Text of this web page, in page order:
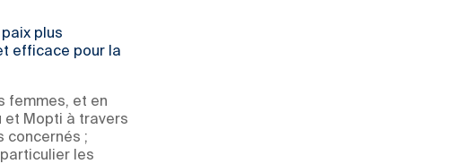
plus
efficace pour la
femmes, et en
et Mopti à travers
concernés ;
les